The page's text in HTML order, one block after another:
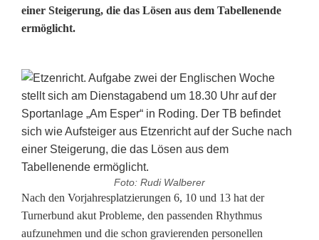
einer Steigerung, die das Lösen aus dem Tabellenende
ermöglicht.
Foto: Rudi Walberer
L
a
Nach den Vorjahresplatzierungen 6, 10 und 13 hat der
Turnerbund akut Probleme, den passenden Rhythmus
aufzunehmen und die schon gravierenden personellen